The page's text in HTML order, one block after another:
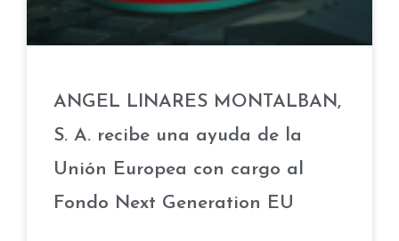
ANGEL LINARES MONTALBAN,
S. A. recibe una ayuda de la
Unión Europea con cargo al
Fondo Next Generation EU